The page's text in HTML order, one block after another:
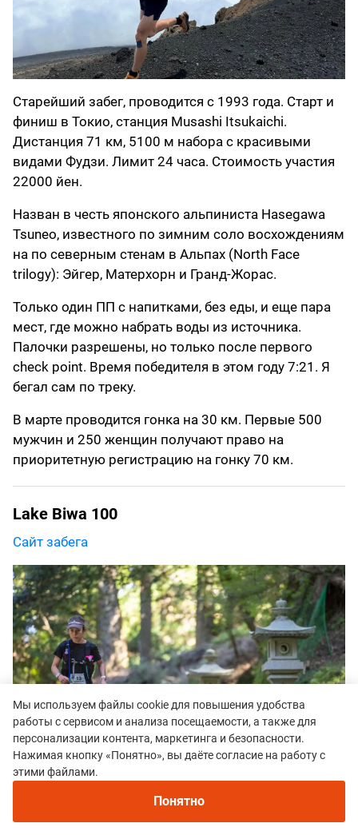
Старейший забег, проводится с 1993 года. Старт и
финиш в Токио, станция Musashi Itsukaichi.
Дистанция 71 км, 5100 м набора с красивыми
видами Фудзи. Лимит 24 часа. Стоимость участия
22000 йен.
Назван в честь японского альпиниста Hasegawa
Tsuneo, известного по зимним соло восхождениям
на по северным стенам в Альпах (North Face
trilogy): Эйгер, Матерхорн и Гранд-Жорас.
Только один ПП с напитками, без еды, и еще пара
мест, где можно набрать воды из источника.
Палочки разрешены, но только после первого
check point. Время победителя в этом году 7:21. Я
бегал сам по треку.
В марте проводится гонка на 30 км. Первые 500
мужчин и 250 женщин получают право на
приоритетную регистрацию на гонку 70 км.
Lake Biwa 100
Сайт забега
Мы используем файлы cookie для повышения удобства
работы с сервисом и анализа посещаемости, а также для
персонализации контента, маркетинга и безопасности.
Нажимая кнопку «Понятно», вы даёте согласие на работу с
этими файлами.
Понятно